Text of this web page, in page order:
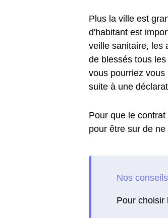
Plus la ville est
d'habitant est
veille sanitaire, les
de blessés tous
vous pourriez
suite à une
Pour que le
pour être sur de
Pour choisir